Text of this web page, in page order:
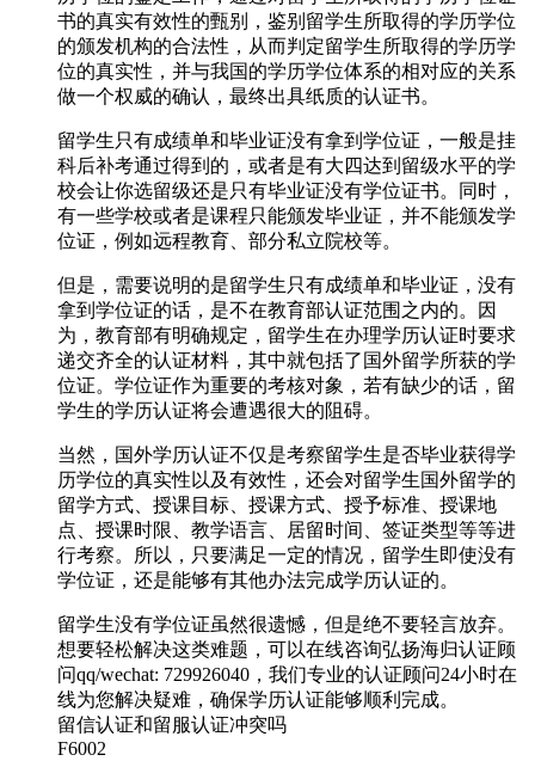
书的真实有效性的甄别，鉴别留学生所取得的学历学位
的颁发机构的合法性，从而判定留学生所取得的学历学
位的真实性，并与我国的学历学位体系的相对应的关系
做一个权威的确认，最终出具纸质的认证书。
留学生只有成绩单和毕业证没有拿到学位证，一般是挂
科后补考通过得到的，或者是有大四达到留级水平的学
校会让你选留级还是只有毕业证没有学位证书。同时，
有一些学校或者是课程只能颁发毕业证，并不能颁发学
位证，例如远程教育、部分私立院校等。
但是，需要说明的是留学生只有成绩单和毕业证，没有
拿到学位证的话，是不在教育部认证范围之内的。因
为，教育部有明确规定，留学生在办理学历认证时要求
递交齐全的认证材料，其中就包括了国外留学所获的学
位证。学位证作为重要的考核对象，若有缺少的话，留
学生的学历认证将会遭遇很大的阻碍。
当然，国外学历认证不仅是考察留学生是否毕业获得学
历学位的真实性以及有效性，还会对留学生国外留学的
留学方式、授课目标、授课方式、授予标准、授课地
点、授课时限、教学语言、居留时间、签证类型等等进
行考察。所以，只要满足一定的情况，留学生即使没有
学位证，还是能够有其他办法完成学历认证的。
留学生没有学位证虽然很遗憾，但是绝不要轻言放弃。
想要轻松解决这类难题，可以在线咨询弘扬海归认证顾
问qq/wechat: 729926040，我们专业的认证顾问24小时在
线为您解决疑难，确保学历认证能够顺利完成。
留信认证和留服认证冲突吗
F6002